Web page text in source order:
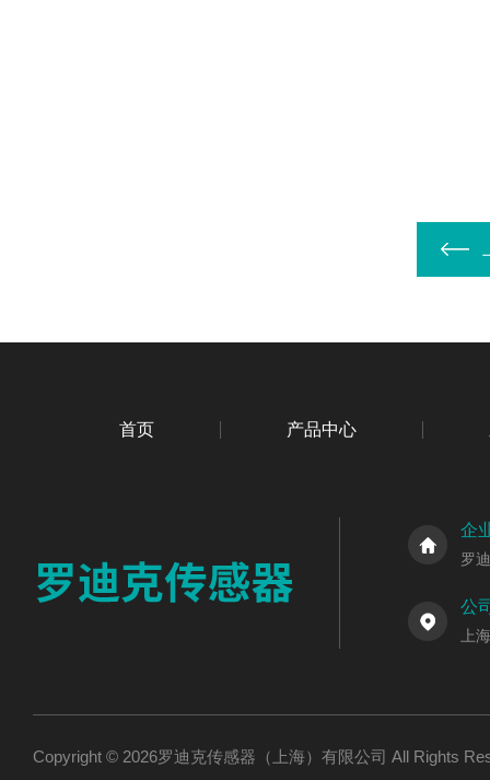
首页 产品中心
企
罗
公
上
Copyright © 2026罗迪克传感器（上海）有限公司 All Rights